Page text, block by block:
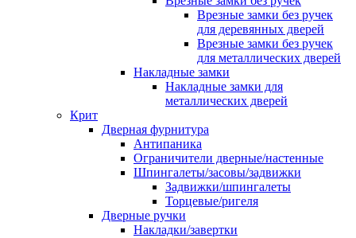
Врезные замки без ручек
для деревянных дверей
Врезные замки без ручек
для металлических дверей
Накладные замки
Накладные замки для
металлических дверей
Крит
Дверная фурнитура
Антипаника
Ограничители дверные/настенные
Шпингалеты/засовы/задвижки
Задвижки/шпингалеты
Торцевые/ригеля
Дверные ручки
Накладки/завертки